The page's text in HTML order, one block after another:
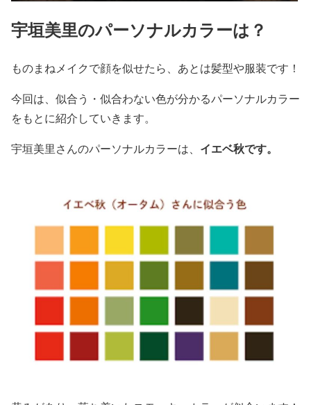
宇垣美里のパーソナルカラーは？
ものまねメイクで顔を似せたら、あとは髪型や服装です！
今回は、似合う・似合わない色が分かるパーソナルカラー
をもとに紹介していきます。
宇垣美里さんのパーソナルカラーは、 イエベ秋です。